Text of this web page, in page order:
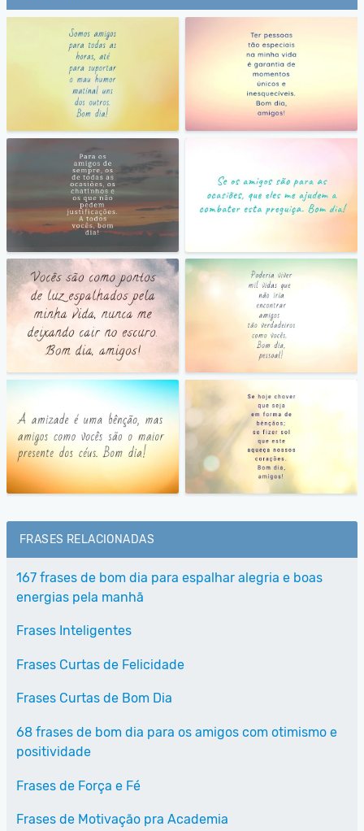
FRASES RELACIONADAS
167 frases de bom dia para espalhar alegria e boas
energias pela manhã
Frases Inteligentes
Frases Curtas de Felicidade
Frases Curtas de Bom Dia
68 frases de bom dia para os amigos com otimismo e
positividade
Frases de Força e Fé
Frases de Motivação pra Academia